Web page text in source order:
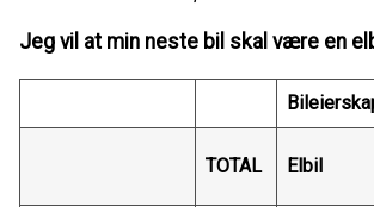
Jeg vil at min neste bil skal være en
TOTAL Elbil